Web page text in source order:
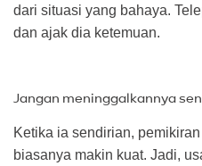
dari situasi yang bahaya.
dan ajak dia ketemuan.
Jangan meninggalkannya
Ketika ia sendirian,
biasanya makin kuat. Jadi,